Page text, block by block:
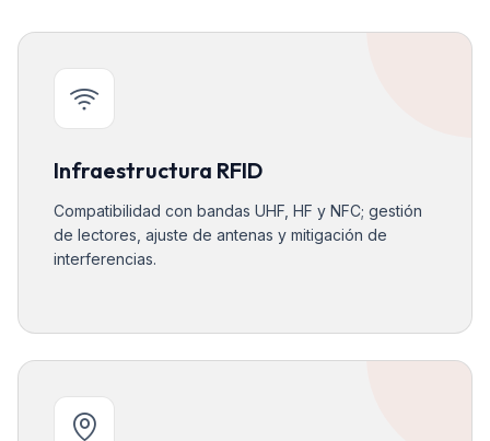
Infraestructura RFID
Compatibilidad con bandas UHF, HF y NFC; gestión
de lectores, ajuste de antenas y mitigación de
interferencias.